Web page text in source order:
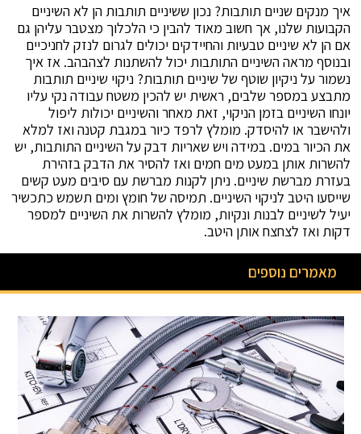
איך מנקים שניים תותבות? נכון ששיניים תותבות הן לא השיניים
הקבועות שלנו, אך חשוב מאוד להבין כי הלכלוך מצטבר עליהן גם
אם הן לא שיניים טבעיות והחיידקים יכולים לגרום לנזק לחניכיים
ובנוסף מראה השיניים התותבות יכול להשתנות לצהבהב. אז איך
נשמור על ניקיון שוטף של שיניים תותבות? ניקוי שיניים תותבות
מתבצע במספר שלבים, ראשית יש להכין משטח עבודה נקי עליו
יונחו השיניים בזמן הניקוי, זאת מאחר והשיניים יכולות ליפול
ולהישבר או להיסדק. מומלץ לרפד כיור במגבת קטנה ואז למלא
את הכיור במים. במידה ויש שאריות דבק על השיניים התותבות, יש
להשרות אותן במעט מים חמים ואז להסיר את הדבק בזהירת
בעזרת מברשת שיניים. ניתן לקנות מברשת עם סיבים מעט קשים
שייסעו היטב לניקוי השיניים. תמיסה של חומץ ומים תשמש כתכשיר
יעיל לשיניים לבנות ונקיות, מומלץ להשרות את השיניים למספר
דקות ואז לצחצח אותן היטב.
מאמרים נוספים